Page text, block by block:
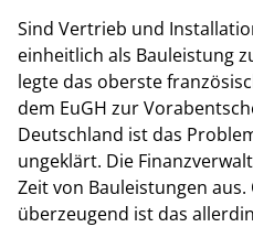
Sind Vertrieb und
einheitlich als Bauleistung
legte das oberste
dem EuGH zur
Deutschland ist das
ungeklärt. Die
Zeit von Bauleistungen
überzeugend ist das